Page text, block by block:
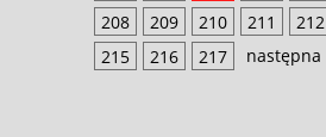
208
209 210 211 212
215
216 217 następna